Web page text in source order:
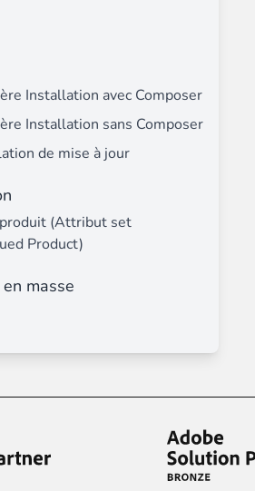
Installation avec Composer
Installation sans Composer
de mise à jour
(Attribut set
Product)
masse